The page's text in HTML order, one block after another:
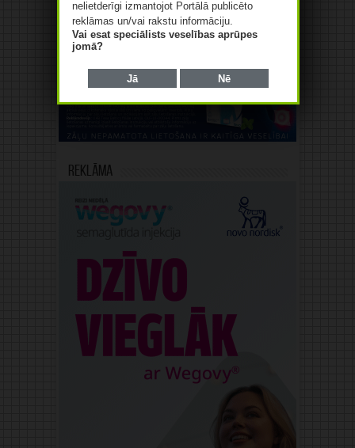
Reklāma
Reklāma
nelietderīgi izmantojot Portālā publicēto
reklāmas un/vai rakstu informāciju.
Vai esat speciālists veselības aprūpes
jomā?
Jā Nē